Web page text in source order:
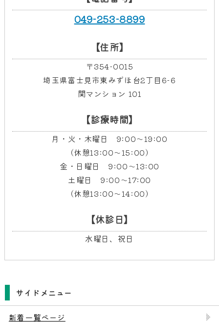
049-253-8899
【住所】
〒354-0015
埼玉県富士見市東みずほ台2丁目6-6
関マンション 101
【診療時間】
月・火・木曜日 9:00～19:00
（休憩13:00～15:00）
金・日曜日 9:00～13:00
土曜日 9:00～17:00
（休憩13:00～14:00）
【休診日】
水曜日、祝日
サイドメニュー
新着一覧ページ